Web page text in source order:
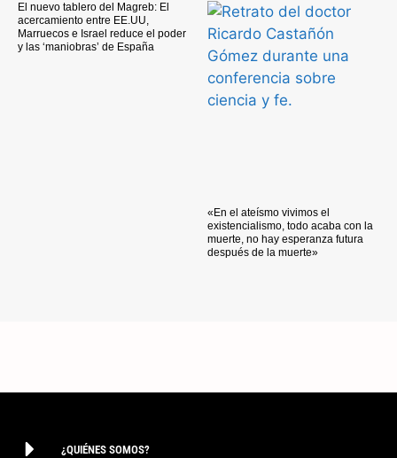
El nuevo tablero del Magreb: El
acercamiento entre EE.UU,
Marruecos e Israel reduce el poder
y las ‘maniobras’ de España
«En el ateísmo vivimos el
existencialismo, todo acaba con la
muerte, no hay esperanza futura
después de la muerte»
¿QUIÉNES SOMOS?